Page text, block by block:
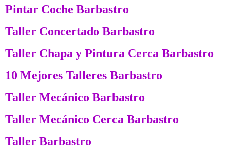
Pintar Coche Barbastro
Taller Concertado Barbastro
Taller Chapa y Pintura Cerca Barbastro
10 Mejores Talleres Barbastro
Taller Mecánico Barbastro
Taller Mecánico Cerca Barbastro
Taller Barbastro